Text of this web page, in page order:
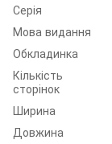
Серія
Мова видання
Обкладинка
Кількість
сторінок
Ширина
Довжина